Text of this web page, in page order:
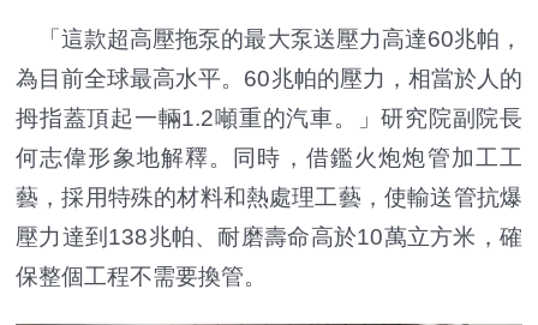
「這款超高壓拖泵的最大泵送壓力高達60兆帕，
為目前全球最高水平。60兆帕的壓力，相當於人的
拇指蓋頂起一輛1.2噸重的汽車。」研究院副院長
何志偉形象地解釋。同時，借鑑火炮炮管加工工
藝，採用特殊的材料和熱處理工藝，使輸送管抗爆
壓力達到138兆帕、耐磨壽命高於10萬立方米，確
保整個工程不需要換管。